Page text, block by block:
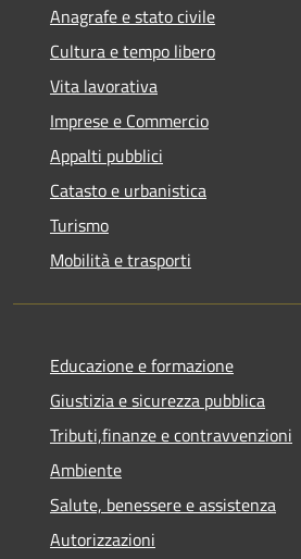
Anagrafe e stato civile
Cultura e tempo libero
Vita lavorativa
Imprese e Commercio
Appalti pubblici
Catasto e urbanistica
Turismo
Mobilità e trasporti
Educazione e formazione
Giustizia e sicurezza pubblica
Tributi,finanze e contravvenzioni
Ambiente
Salute, benessere e assistenza
Autorizzazioni